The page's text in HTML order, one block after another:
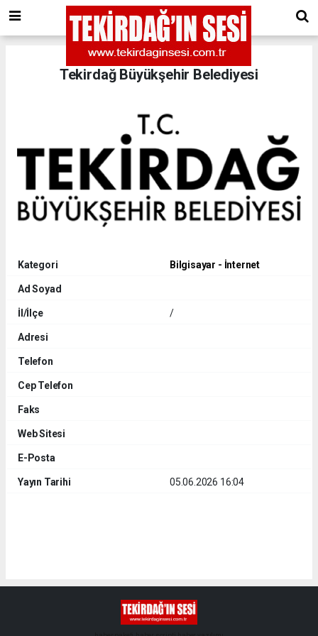
Tekirdağ Büyükşehir Belediyesi
Kategori Bilgisayar - İnternet
Ad Soyad
İl/İlçe /
Adresi
Telefon
Cep Telefon
Faks
Web Sitesi
E-Posta
Yayın Tarihi 05.06.2026 16:04